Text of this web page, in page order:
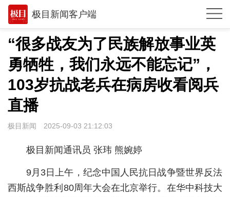
极目新闻客户端
推荐
观点
时政
湖北
武汉
世相
专题
“很多战友为了民族解放事业英
勇牺牲，我们永远不能忘记”，
103岁抗战老兵在病房收看阅兵
直播
极目新闻 2025-09-03 21:12:03
极目新闻通讯员 张玮 熊婉婷
9月3日上午，纪念中国人民抗日战争暨世界反法
西斯战争胜利80周年大会在北京举行。在华中科技大